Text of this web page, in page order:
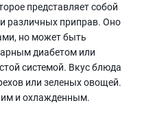
представляет собой
различных приправ. Оно
но может быть
диабетом или
системой. Вкус блюда
или зеленых овощей.
и охлажденным.